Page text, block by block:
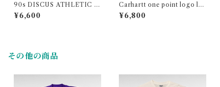
90s DISCUS ATHLETIC pl
ain sweat parka
¥6,600
Carhartt one point logo lo
ng sleeve pocket t-shirt
¥6,800
その他の商品